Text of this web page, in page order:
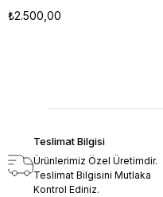
₺2.500,00
Teslimat Bilgisi
Ürünlerimiz Özel Üretimdir.
Teslimat Bilgisini Mutlaka
Kontrol Ediniz.